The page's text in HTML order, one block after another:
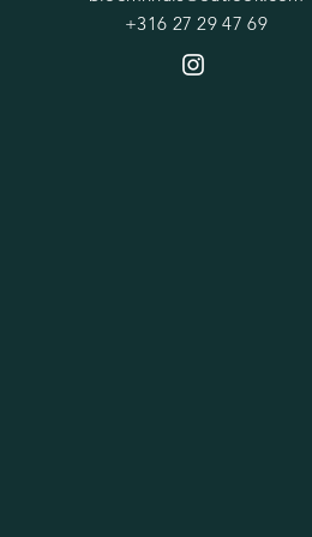
+316 27 29 47 69